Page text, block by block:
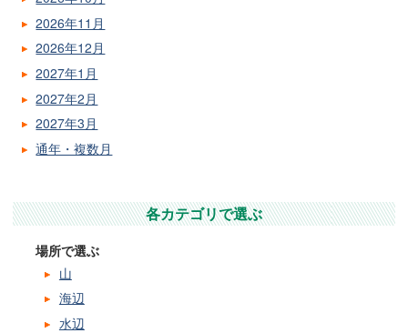
2026年11月
2026年12月
2027年1月
2027年2月
2027年3月
通年・複数月
各カテゴリで選ぶ
場所で選ぶ
山
海辺
水辺